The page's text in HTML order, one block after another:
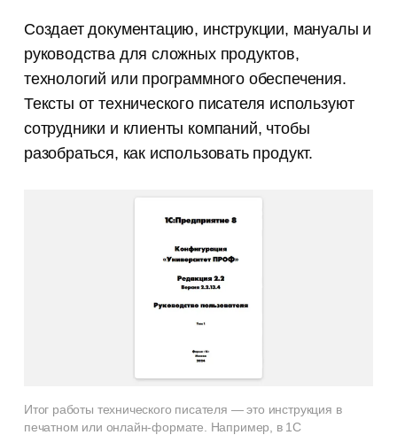
Создает документацию, инструкции, мануалы и
руководства для сложных продуктов,
технологий или программного обеспечения.
Тексты от технического писателя используют
сотрудники и клиенты компаний, чтобы
разобраться, как использовать продукт.
Итог работы технического писателя — это инструкция в
печатном или онлайн-формате. Например, в 1С